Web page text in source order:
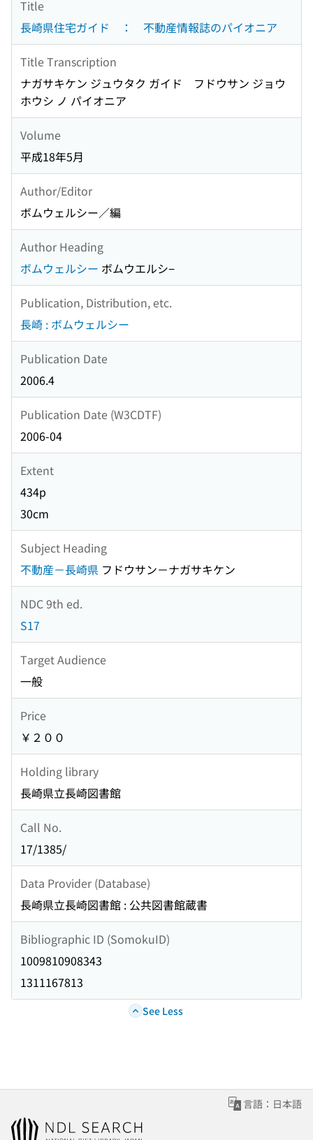
Title
長崎県住宅ガイド ： 不動産情報誌のパイオニア
Title Transcription
ナガサキケン ジュウタク ガイド フドウサン ジョウ
ホウシ ノ パイオニア
Volume
平成18年5月
Author/Editor
ボムウェルシー／編
Author Heading
ボムウェルシー ボムウエルシ−
Publication, Distribution, etc.
長崎 : ボムウェルシー
Publication Date
2006.4
Publication Date (W3CDTF)
2006-04
Extent
434p
30cm
Subject Heading
不動産－長崎県 フドウサン－ナガサキケン
NDC 9th ed.
S17
Target Audience
一般
Price
￥２００
Holding library
長崎県立長崎図書館
Call No.
17/1385/
Data Provider (Database)
長崎県立長崎図書館 : 公共図書館蔵書
Bibliographic ID (SomokuID)
1009810908343
1311167813
See Less
言語：日本語